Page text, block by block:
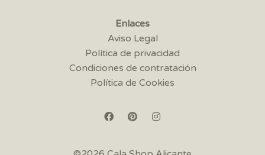
Enlaces
Aviso Legal
Política de privacidad
Condiciones de contratación
Política de Cookies